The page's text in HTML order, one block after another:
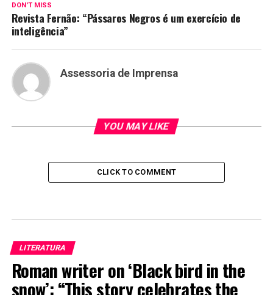
DON'T MISS
Revista Fernão: “Pássaros Negros é um exercício de
inteligência”
Assessoria de Imprensa
YOU MAY LIKE
CLICK TO COMMENT
LITERATURA
Roman writer on ‘Black bird in the
snow’: “This story celebrates the